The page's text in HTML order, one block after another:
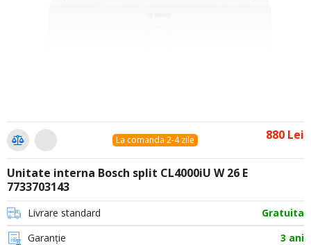
La comanda 2-4 zile 880 Lei
Unitate interna Bosch split CL4000iU W 26 E
7733703143
Livrare standard
Gratuita
Garanție
3 ani